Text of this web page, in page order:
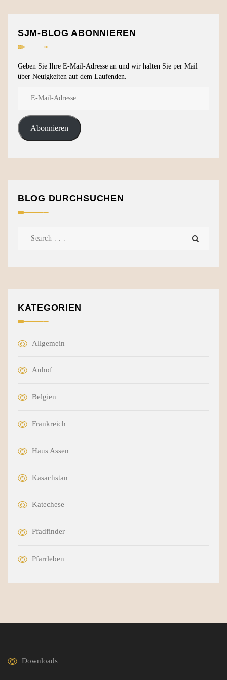
SJM-BLOG ABONNIEREN
Geben Sie Ihre E-Mail-Adresse an und wir halten Sie per Mail
über Neuigkeiten auf dem Laufenden.
Abonnieren
BLOG DURCHSUCHEN
KATEGORIEN
Allgemein
Auhof
Belgien
Frankreich
Haus Assen
Kasachstan
Katechese
Pfadfinder
Pfarrleben
Downloads